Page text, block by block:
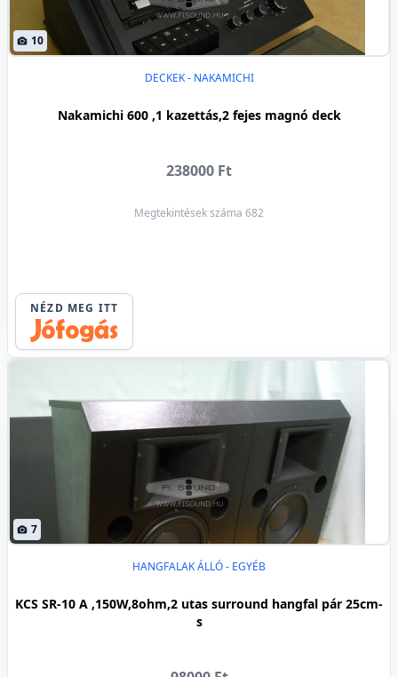
10
DECKEK - NAKAMICHI
Nakamichi 600 ,1 kazettás,2 fejes magnó deck
238000 Ft
Megtekintések száma 682
NÉZD MEG ITT
7
HANGFALAK ÁLLÓ - EGYÉB
KCS SR-10 A ,150W,8ohm,2 utas surround hangfal pár 25cm-
s